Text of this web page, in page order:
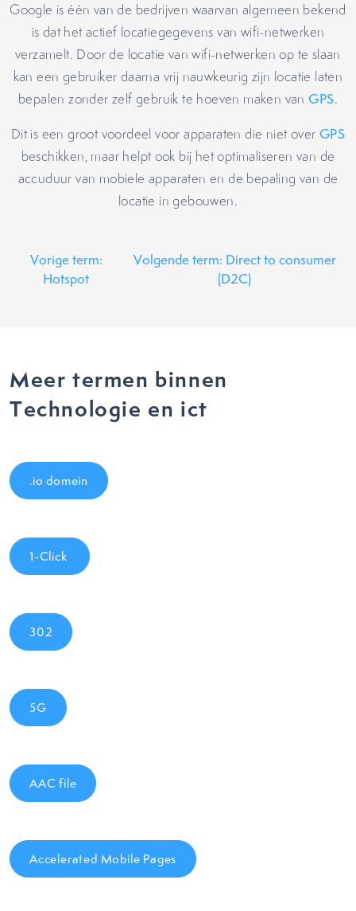
Google is één van de bedrijven waarvan algemeen bekend
is dat het actief locatiegegevens van wifi-netwerken
verzamelt. Door de locatie van wifi-netwerken op te slaan
kan een gebruiker daarna vrij nauwkeurig zijn locatie laten
bepalen zonder zelf gebruik te hoeven maken vanGPS.
Dit is een groot voordeel voor apparaten die niet over GPS
beschikken, maar helpt ook bij het optimaliseren van de
accuduur van mobiele apparaten en de bepaling van de
locatie in gebouwen.
Vorige term:
Hotspot
Volgende term: Direct to consumer
(D2C)
Meer termen binnen
Technologie en ict
.io domein
1-Click
302
5G
AAC file
Accelerated Mobile Pages